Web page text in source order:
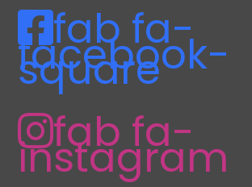
fab fa-
facebook-
square
fab fa-
instagram